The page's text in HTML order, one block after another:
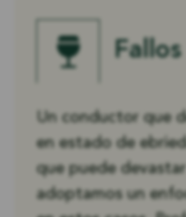
Un conductor que
en estado de
que puede
adoptamos un